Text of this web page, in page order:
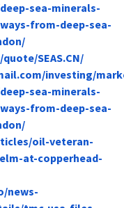
sea-minerals-
from-deep-sea-
SEAS.CN/
investing/
sea-minerals-
from-deep-sea-
oil-veteran-
at-copperhead-
news-